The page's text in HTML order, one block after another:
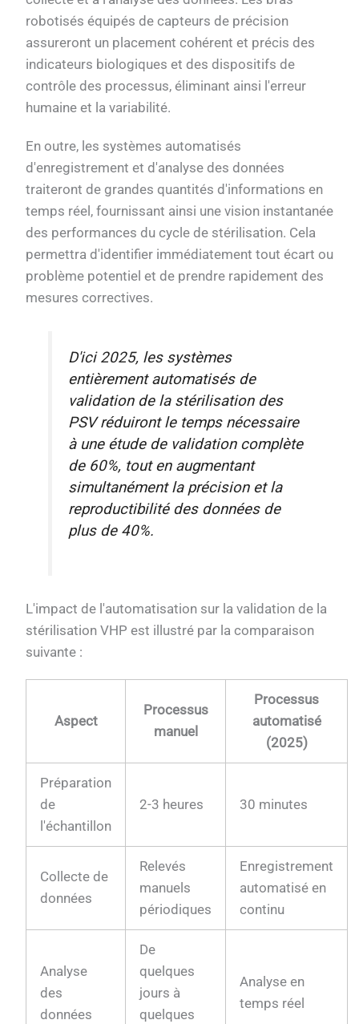
robotisés équipés de capteurs de précision
assureront un placement cohérent et précis des
indicateurs biologiques et des dispositifs de
contrôle des processus, éliminant ainsi l'erreur
humaine et la variabilité.
En outre, les systèmes automatisés
d'enregistrement et d'analyse des données
traiteront de grandes quantités d'informations en
temps réel, fournissant ainsi une vision instantanée
des performances du cycle de stérilisation. Cela
permettra d'identifier immédiatement tout écart ou
problème potentiel et de prendre rapidement des
mesures correctives.
D'ici 2025, les systèmes
entièrement automatisés de
validation de la stérilisation des
PSV réduiront le temps nécessaire
à une étude de validation complète
de 60%, tout en augmentant
simultanément la précision et la
reproductibilité des données de
plus de 40%.
L'impact de l'automatisation sur la validation de la
stérilisation VHP est illustré par la comparaison
suivante :
Aspect
Processus
manuel
Processus
automatisé
(2025)
Préparation
de
l'échantillon
2-3 heures 30 minutes
Collecte de
données
Relevés
manuels
périodiques
Enregistrement
automatisé en
continu
Analyse
des
données
De
quelques
jours à
quelques
Analyse en
temps réel